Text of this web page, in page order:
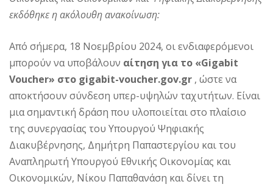
εκδόθηκε η ακόλουθη ανακοίνωση:
Από σήμερα, 18 Νοεμβρίου 2024, οι ενδιαφερόμενοι
μπορούν να υποβάλουν αίτηση για το «Gigabit
Voucher» στο gigabit-voucher.gov.gr , ώστε να
αποκτήσουν σύνδεση υπερ-υψηλών ταχυτήτων. Είναι
μια σημαντική δράση που υλοποιείται στο πλαίσιο
της συνεργασίας του Υπουργού Ψηφιακής
Διακυβέρνησης, Δημήτρη Παπαστεργίου και του
Αναπληρωτή Υπουργού Εθνικής Οικονομίας και
Οικονομικών, Νίκου Παπαθανάση και δίνει τη